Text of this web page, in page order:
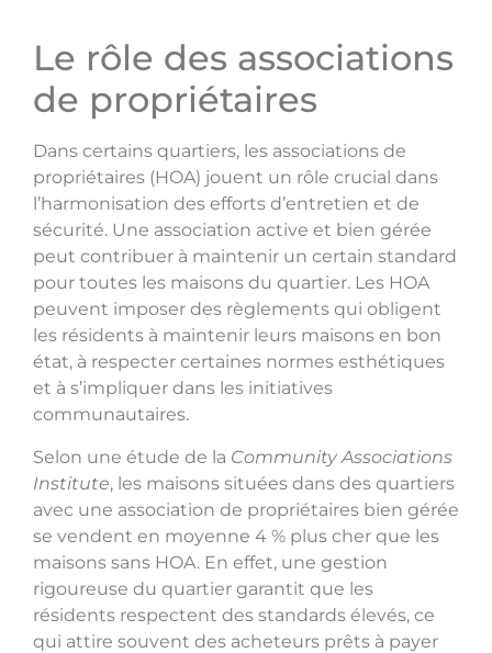
Le rôle des associations
de propriétaires
Dans certains quartiers, les associations de
propriétaires (HOA) jouent un rôle crucial dans
l’harmonisation des efforts d’entretien et de
sécurité. Une association active et bien gérée
peut contribuer à maintenir un certain standard
pour toutes les maisons du quartier. Les HOA
peuvent imposer des règlements qui obligent
les résidents à maintenir leurs maisons en bon
état, à respecter certaines normes esthétiques
et à s’impliquer dans les initiatives
communautaires.
Selon une étude de la Community Associations
Institute, les maisons situées dans des quartiers
avec une association de propriétaires bien gérée
se vendent en moyenne 4 % plus cher que les
maisons sans HOA. En effet, une gestion
rigoureuse du quartier garantit que les
résidents respectent des standards élevés, ce
qui attire souvent des acheteurs prêts à payer